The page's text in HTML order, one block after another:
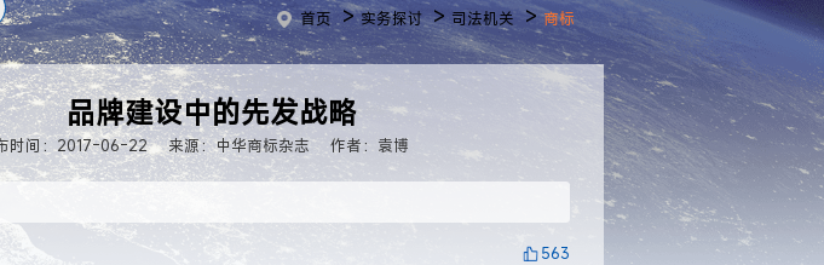
首页 >实务探讨 >司法机关 >商标
品牌建设中的先发战略
时间：2017-06-22 来源：中华商标杂志 作者：袁博
563